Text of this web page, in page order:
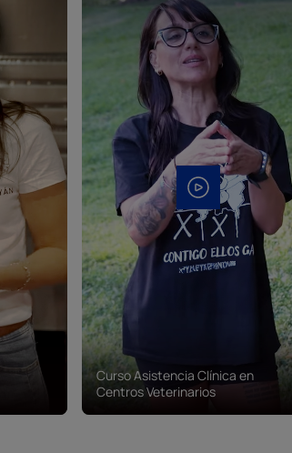
Curso Asistencia Clínica en
Centros Veterinarios